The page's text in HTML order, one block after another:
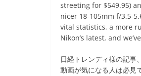
streeting for $549.95)
nicer 18-105mm f/3.5-
vital statistics, a more
Nikon’s latest, and
日経トレンディ様の記事
動画が気になる人は必見